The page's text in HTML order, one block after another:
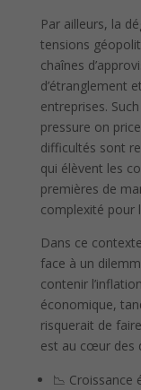
Par ailleurs, la
tensions
chaînes
d’étranglement
entreprises.
pressure on
difficultés sont
qui élèvent les
premières de
complexité pour
Dans ce
face à un
contenir
économique,
risquerait de
est au cœur des
📉 Croissance